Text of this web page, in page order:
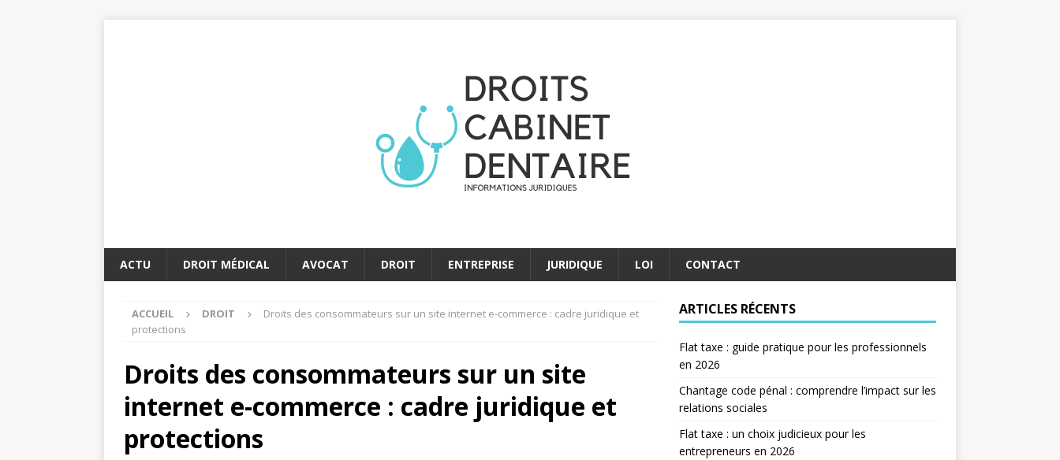
ACTU DROIT MÉDICAL AVOCAT DROIT ENTREPRISE JURIDIQUE LOI CONTACT
ACCUEIL DROIT
Droits des consommateurs sur un site internet e-commerce : cadre juridique et
protections
Droits des consommateurs sur un site
internet e-commerce : cadre juridique et
protections
ARTICLES RÉCENTS
Flat taxe : guide pratique pour les professionnels
en 2026
Chantage code pénal : comprendre l’impact sur les
relations sociales
Flat taxe : un choix judicieux pour les
entrepreneurs en 2026